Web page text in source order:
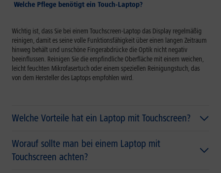
Welche Pflege benötigt ein Touch-Laptop?
Wichtig ist, dass Sie bei einem Touchscreen-Laptop das Display regelmäßig
reinigen, damit es seine volle Funktionsfähigkeit über einen langen Zeitraum
hinweg behält und unschöne Fingerabdrücke die Optik nicht negativ
beeinflussen. Reinigen Sie die empfindliche Oberfläche mit einem weichen,
leicht feuchten Mikrofasertuch oder einem speziellen Reinigungstuch, das
von dem Hersteller des Laptops empfohlen wird.
Welche Vorteile hat ein Laptop mit Touchscreen?
Worauf sollte man bei einem Laptop mit
Touchscreen achten?